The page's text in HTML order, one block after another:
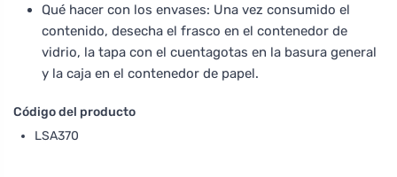
Qué hacer con los envases: Una vez consumido el
contenido, desecha el frasco en el contenedor de
vidrio, la tapa con el cuentagotas en la basura general
y la caja en el contenedor de papel.
Código del producto
LSA370